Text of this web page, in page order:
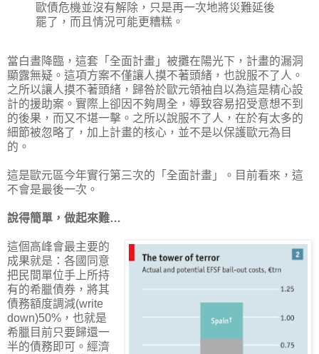
歐債危機並沒有解除，只是再一次地將災難延後
罷了，而且情況可能更糟糕。
當白晝降臨，這套「全面計畫」被攤在陽光下，計畫的漏洞
顯露無疑。這項方案不僅讓人摸不著頭緒，也說服不了人。
之所以讓人摸不著頭緒，歸咎於歐元領袖自以為這是精心設
計的援助案。實際上卻因不夠周全，導致容易招受意想不到
的後果，而又不堪一擊。之所以說服不了人，在於有太多的
細節被忽略了，加上計畫的核心，並不是以保護歐元為目
的。
這是歐元區今年實行第三次的「全面計畫」。目前看來，這
不會是最後一次。
說得簡單，做起來難…
這個高峰會最主要的
成果就是：各國同意
把民間單位手上所持
有的希臘債券，將其
債務額度調減(write
down)50%，也就是
希臘目前只要歸還一
半的債務即可。經濟